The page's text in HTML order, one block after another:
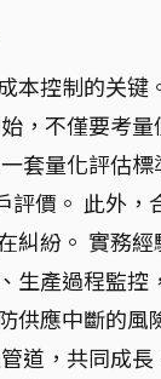
本控制的关键
，不僅要考
套量化評估
價。 此外
糾紛。 實務
生產過程監
供應中斷的風
道，共同成